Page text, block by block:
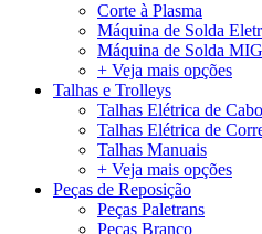
Corte à Plasma
Máquina de Solda
Máquina de Solda MIG
+ Veja mais opções
Talhas e Trolleys
Talhas Elétrica de
Talhas Elétrica de
Talhas Manuais
+ Veja mais opções
Peças de Reposição
Peças Paletrans
Peças Branco